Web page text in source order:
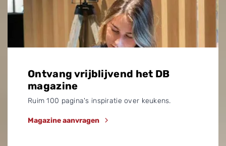
Ontvang vrijblijvend het DB
magazine
Ruim 100 pagina's inspiratie over keukens.
Magazine aanvragen